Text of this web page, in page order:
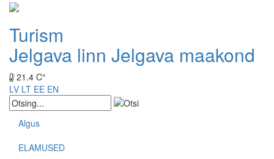
Turism
Jelgava linn Jelgava maakond
21.4 C°
LV LT EE EN
Algus
ELAMUSED